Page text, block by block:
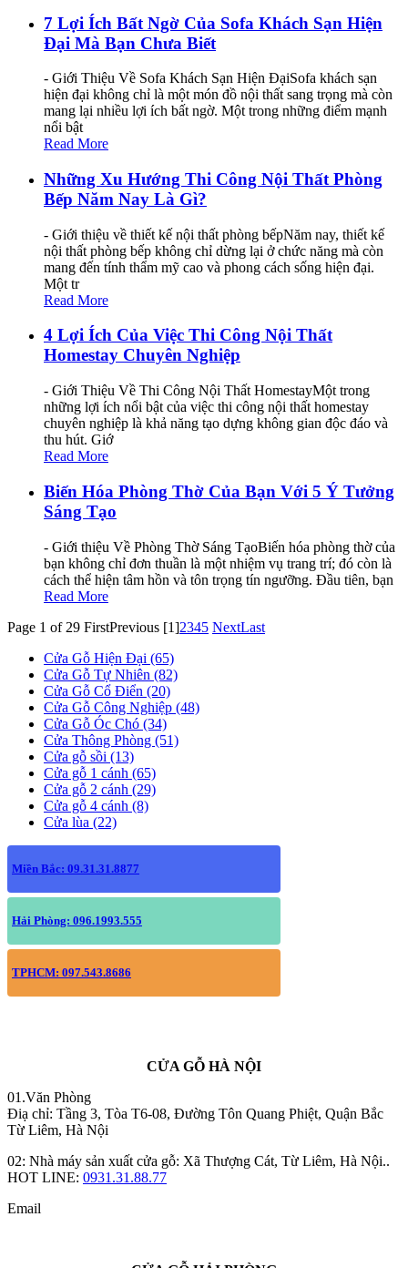
7 Lợi Ích Bất Ngờ Của Sofa Khách Sạn Hiện
Đại Mà Bạn Chưa Biết
- Giới Thiệu Về Sofa Khách Sạn Hiện ĐạiSofa khách sạn
hiện đại không chỉ là một món đồ nội thất sang trọng mà còn
mang lại nhiều lợi ích bất ngờ. Một trong những điểm mạnh
nổi bật
Read More
Những Xu Hướng Thi Công Nội Thất Phòng
Bếp Năm Nay Là Gì?
- Giới thiệu về thiết kế nội thất phòng bếpNăm nay, thiết kế
nội thất phòng bếp không chỉ dừng lại ở chức năng mà còn
mang đến tính thẩm mỹ cao và phong cách sống hiện đại.
Một tr
Read More
4 Lợi Ích Của Việc Thi Công Nội Thất
Homestay Chuyên Nghiệp
- Giới Thiệu Về Thi Công Nội Thất HomestayMột trong
những lợi ích nổi bật của việc thi công nội thất homestay
chuyên nghiệp là khả năng tạo dựng không gian độc đáo và
thu hút. Giớ
Read More
Biến Hóa Phòng Thờ Của Bạn Với 5 Ý Tưởng
Sáng Tạo
- Giới thiệu Về Phòng Thờ Sáng TạoBiến hóa phòng thờ của
bạn không chỉ đơn thuần là một nhiệm vụ trang trí; đó còn là
cách thể hiện tâm hồn và tôn trọng tín ngưỡng. Đầu tiên, bạn
Read More
Page 1 of 29 FirstPrevious [1]2345 NextLast
Cửa Gỗ Hiện Đại (65)
Cửa Gỗ Tự Nhiên (82)
Cửa Gỗ Cổ Điển (20)
Cửa Gỗ Công Nghiệp (48)
Cửa Gỗ Óc Chó (34)
Cửa Thông Phòng (51)
Cửa gỗ sồi (13)
Cửa gỗ 1 cánh (65)
Cửa gỗ 2 cánh (29)
Cửa gỗ 4 cánh (8)
Cửa lùa (22)
Miền Bắc: 09.31.31.8877
Hải Phòng: 096.1993.555
TPHCM: 097.543.8686
CỬA GỖ HÀ NỘI
01.Văn Phòng
Điạ chỉ: Tầng 3, Tòa T6-08, Đường Tôn Quang Phiệt, Quận Bắc
Từ Liêm, Hà Nội
02: Nhà máy sản xuất cửa gỗ: Xã Thượng Cát, Từ Liêm, Hà Nội..
HOT LINE: 0931.31.88.77
Email